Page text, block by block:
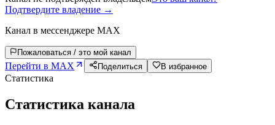
Подтвердите владение →
Канал в мессенджере MAX
Пожаловаться / это мой канал
Перейти в MAX Поделиться В избранное
Статистика
Статистика канала